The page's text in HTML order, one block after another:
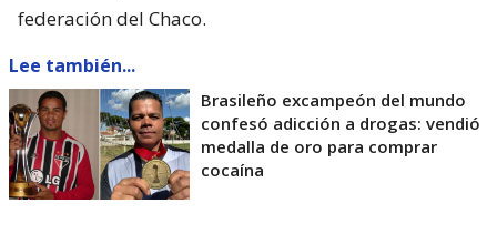
federación del Chaco.
Lee también...
Brasileño excampeón del mundo
confesó adicción a drogas: vendió
medalla de oro para comprar
cocaína